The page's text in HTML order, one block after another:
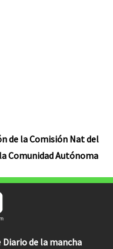
de la Comisión Nat del
Comunidad Autónoma
Diario de la mancha